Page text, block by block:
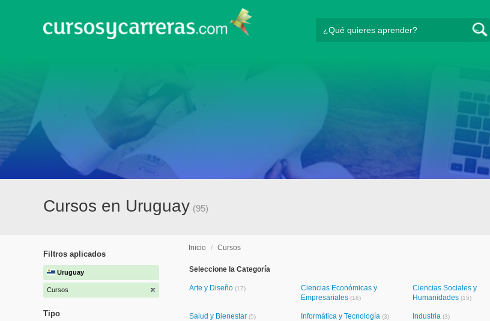
Cursos en Uruguay (95)
Filtros aplicados
Uruguay
Cursos
Tipo
Inicio / Cursos
Seleccione la Categoría
Arte y Diseño (17)
Ciencias Económicas y
Empresariales (16)
Ciencias Sociales y
Humanidades (15)
Salud y Bienestar (5) Informática y Tecnología (3) Industria (3)